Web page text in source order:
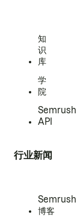
知
识
库
学
院
Semrush
API
行业新闻
Semrush
博客